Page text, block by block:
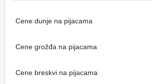
Cene dunje na pijacama
Cene grožđa na pijacama
Cene breskvi na pijacama